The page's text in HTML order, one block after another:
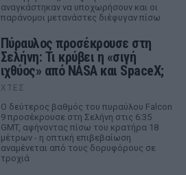
αναγκάστηκαν να υποχωρήσουν και οι
παράνομοι μετανάστες διέφυγαν πίσω
Πύραυλος προσέκρουσε στη
Σελήνη: Τι κρύβει η «σιγή
ιχθύος» από NASA και SpaceX;
ΧΤΕΣ
Ο δεύτερος βαθμός του πυραύλου Falcon
9 προσέκρουσε στη Σελήνη στις 6:35
GMT, αφήνοντας πίσω του κρατήρα 18
μέτρων - η οπτική επιβεβαίωση
αναμένεται από τους δορυφόρους σε
τροχιά